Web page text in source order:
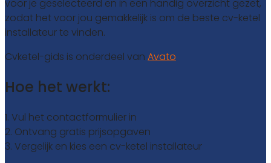
voor je geselecteerd en in een handig overzicht gezet,
zodat het voor jou gemakkelijk is om de beste cv-ketel
installateur te vinden.
Cvketel-gids is onderdeel van Avato
Hoe het werkt:
1. Vul het contactformulier in
2. Ontvang gratis prijsopgaven
3. Vergelijk en kies een cv-ketel installateur